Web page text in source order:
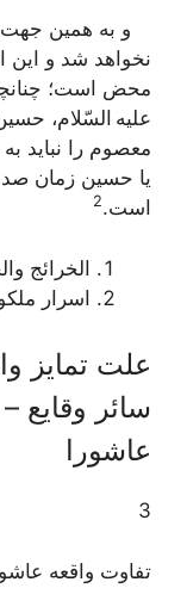
و به همین جهت
نخواهد شد و این
محض است؛
علیه السّلام،
معصوم را نباید
یا حسین زمان
است.2
الخرائج
اسرار
علت تمایز
سائر
عاشورا
3
تفاوت واقعه